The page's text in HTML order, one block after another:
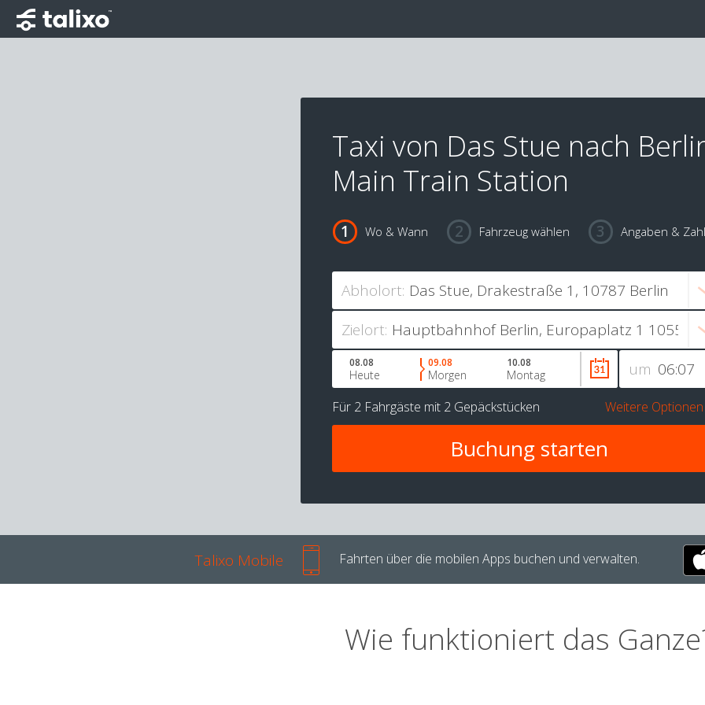
Taxi von Das Stue nach
Main Train Station
Wo & Wann Fahrzeug wählen Angaben &
Abholort:
Zielort:
um
08.08
Heute
09.08
Morgen
10.08
Montag
Für 2 Fahrgäste mit 2 Gepäckstücken Weitere Optionen
Talixo Mobile Fahrten über die mobilen Apps buchen und verwalten.
Wie funktioniert das